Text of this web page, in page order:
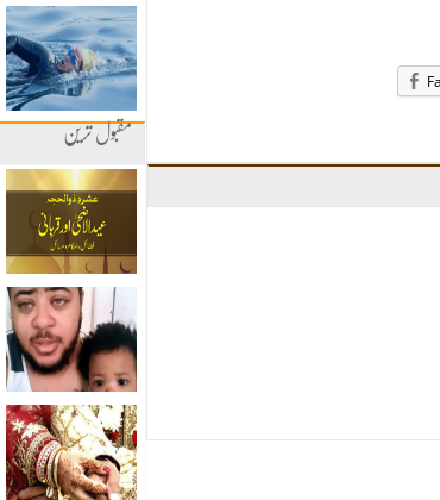
مقبول ترین